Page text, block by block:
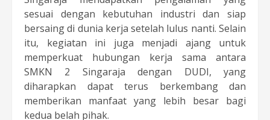
sesuai dengan kebutuhan industri dan siap
bersaing di dunia kerja setelah lulus nanti. Selain
itu, kegiatan ini juga menjadi ajang untuk
memperkuat hubungan kerja sama antara
SMKN 2 Singaraja dengan DUDI, yang
diharapkan dapat terus berkembang dan
memberikan manfaat yang lebih besar bagi
kedua belah pihak.